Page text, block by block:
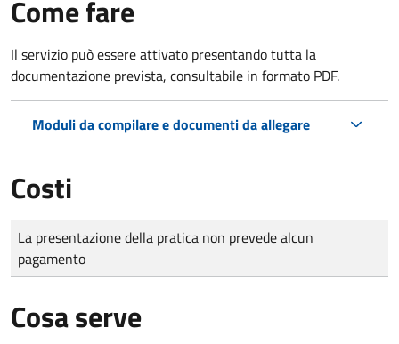
Come fare
Il servizio può essere attivato presentando tutta la
documentazione prevista, consultabile in formato PDF.
Moduli da compilare e documenti da allegare
Costi
Tipo di pagamento
Importo
La presentazione della pratica non prevede alcun
pagamento
Cosa serve